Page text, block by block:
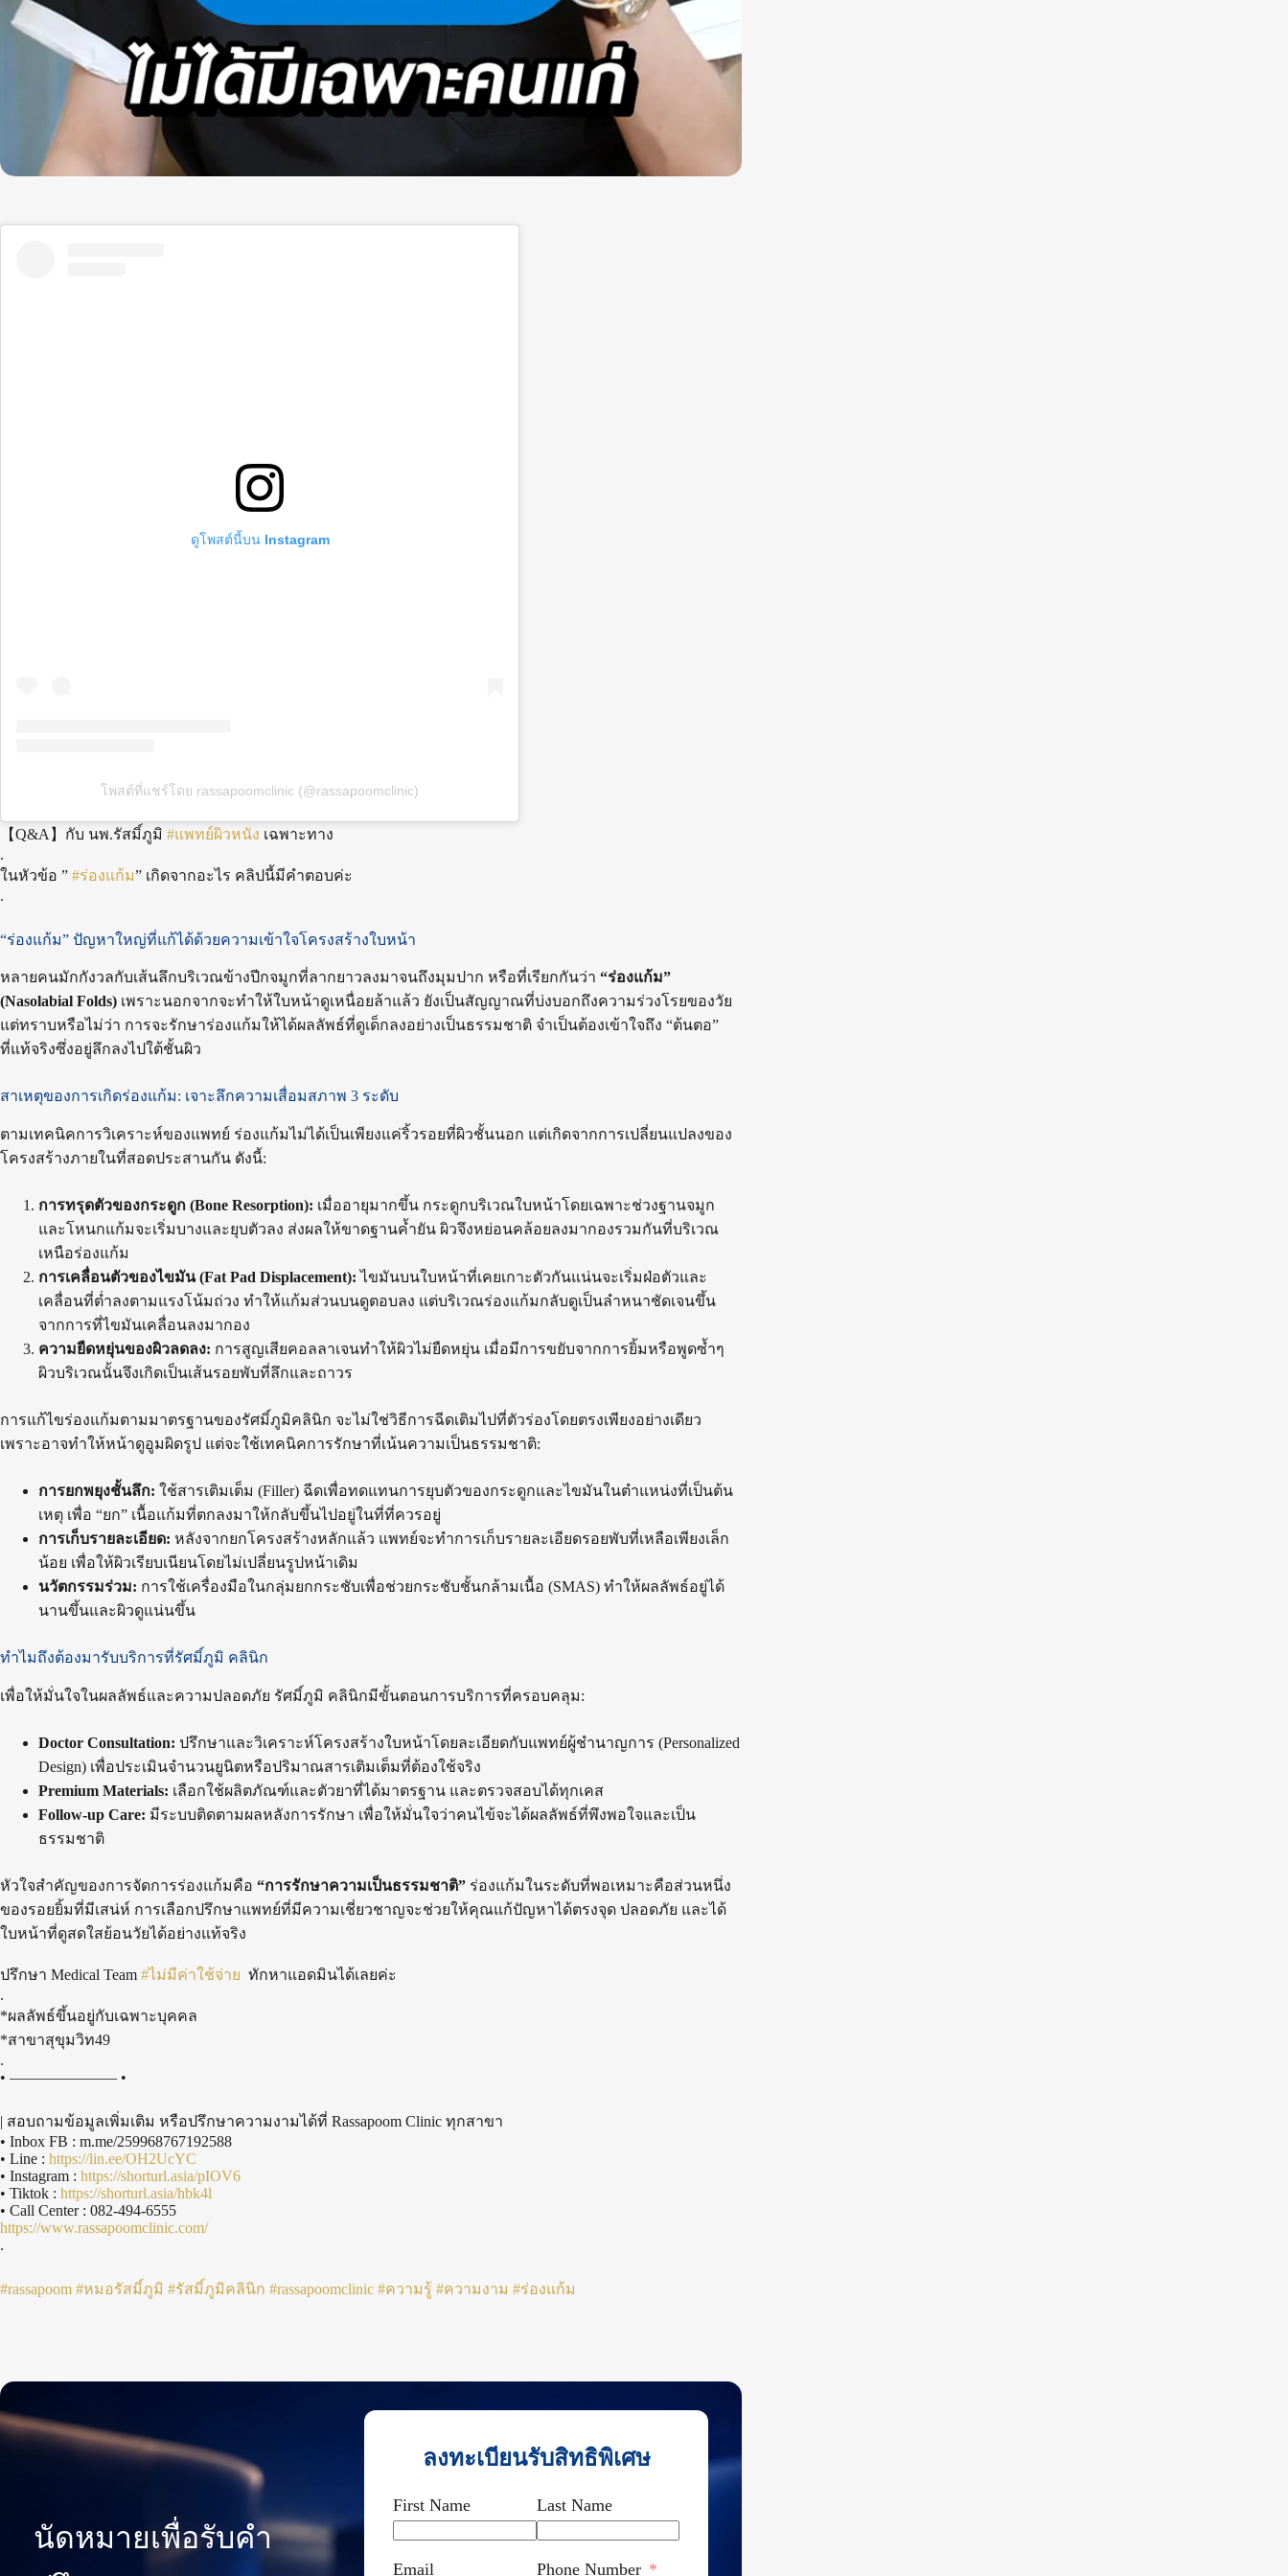
ดูโพสต์นี้บน Instagram
โพสต์ที่แชร์โดย rassapoomclinic (@rassapoomclinic)
【Q&A】กับ นพ.รัสมิ์ภูมิ #แพทย์ผิวหนัง เฉพาะทาง
.
ในหัวข้อ ” #ร่องแก้ม” เกิดจากอะไร คลิปนี้มีคำตอบค่ะ
.
“ร่องแก้ม” ปัญหาใหญ่ที่แก้ได้ด้วยความเข้าใจโครงสร้างใบหน้า
หลายคนมักกังวลกับเส้นลึกบริเวณข้างปีกจมูกที่ลากยาวลงมาจนถึงมุมปาก หรือที่เรียกกันว่า “ร่องแก้ม”
(Nasolabial Folds) เพราะนอกจากจะทำให้ใบหน้าดูเหนื่อยล้าแล้ว ยังเป็นสัญญาณที่บ่งบอกถึงความร่วงโรยของวัย
แต่ทราบหรือไม่ว่า การจะรักษาร่องแก้มให้ได้ผลลัพธ์ที่ดูเด็กลงอย่างเป็นธรรมชาติ จำเป็นต้องเข้าใจถึง “ต้นตอ”
ที่แท้จริงซึ่งอยู่ลึกลงไปใต้ชั้นผิว
สาเหตุของการเกิดร่องแก้ม: เจาะลึกความเสื่อมสภาพ 3 ระดับ
ตามเทคนิคการวิเคราะห์ของแพทย์ ร่องแก้มไม่ได้เป็นเพียงแค่ริ้วรอยที่ผิวชั้นนอก แต่เกิดจากการเปลี่ยนแปลงของ
โครงสร้างภายในที่สอดประสานกัน ดังนี้:
การทรุดตัวของกระดูก (Bone Resorption): เมื่ออายุมากขึ้น กระดูกบริเวณใบหน้าโดยเฉพาะช่วงฐานจมูก
และโหนกแก้มจะเริ่มบางและยุบตัวลง ส่งผลให้ขาดฐานค้ำยัน ผิวจึงหย่อนคล้อยลงมากองรวมกันที่บริเวณ
เหนือร่องแก้ม
การเคลื่อนตัวของไขมัน (Fat Pad Displacement): ไขมันบนใบหน้าที่เคยเกาะตัวกันแน่นจะเริ่มฝ่อตัวและ
เคลื่อนที่ต่ำลงตามแรงโน้มถ่วง ทำให้แก้มส่วนบนดูตอบลง แต่บริเวณร่องแก้มกลับดูเป็นลำหนาชัดเจนขึ้น
จากการที่ไขมันเคลื่อนลงมากอง
ความยืดหยุ่นของผิวลดลง: การสูญเสียคอลลาเจนทำให้ผิวไม่ยืดหยุ่น เมื่อมีการขยับจากการยิ้มหรือพูดซ้ำๆ
ผิวบริเวณนั้นจึงเกิดเป็นเส้นรอยพับที่ลึกและถาวร
การแก้ไขร่องแก้มตามมาตรฐานของรัศมิ์ภูมิคลินิก จะไม่ใช่วิธีการฉีดเติมไปที่ตัวร่องโดยตรงเพียงอย่างเดียว
เพราะอาจทำให้หน้าดูอูมผิดรูป แต่จะใช้เทคนิคการรักษาที่เน้นความเป็นธรรมชาติ:
การยกพยุงชั้นลึก: ใช้สารเติมเต็ม (Filler) ฉีดเพื่อทดแทนการยุบตัวของกระดูกและไขมันในตำแหน่งที่เป็นต้น
เหตุ เพื่อ “ยก” เนื้อแก้มที่ตกลงมาให้กลับขึ้นไปอยู่ในที่ที่ควรอยู่
การเก็บรายละเอียด: หลังจากยกโครงสร้างหลักแล้ว แพทย์จะทำการเก็บรายละเอียดรอยพับที่เหลือเพียงเล็ก
น้อย เพื่อให้ผิวเรียบเนียนโดยไม่เปลี่ยนรูปหน้าเดิม
นวัตกรรมร่วม: การใช้เครื่องมือในกลุ่มยกกระชับเพื่อช่วยกระชับชั้นกล้ามเนื้อ (SMAS) ทำให้ผลลัพธ์อยู่ได้
นานขึ้นและผิวดูแน่นขึ้น
ทำไมถึงต้องมารับบริการที่รัศมิ์ภูมิ คลินิก
เพื่อให้มั่นใจในผลลัพธ์และความปลอดภัย รัศมิ์ภูมิ คลินิกมีขั้นตอนการบริการที่ครอบคลุม:
Doctor Consultation: ปรึกษาและวิเคราะห์โครงสร้างใบหน้าโดยละเอียดกับแพทย์ผู้ชำนาญการ (Personalized
Design) เพื่อประเมินจำนวนยูนิตหรือปริมาณสารเติมเต็มที่ต้องใช้จริง
Premium Materials: เลือกใช้ผลิตภัณฑ์และตัวยาที่ได้มาตรฐาน และตรวจสอบได้ทุกเคส
Follow-up Care: มีระบบติดตามผลหลังการรักษา เพื่อให้มั่นใจว่าคนไข้จะได้ผลลัพธ์ที่พึงพอใจและเป็น
ธรรมชาติ
หัวใจสำคัญของการจัดการร่องแก้มคือ “การรักษาความเป็นธรรมชาติ” ร่องแก้มในระดับที่พอเหมาะคือส่วนหนึ่ง
ของรอยยิ้มที่มีเสน่ห์ การเลือกปรึกษาแพทย์ที่มีความเชี่ยวชาญจะช่วยให้คุณแก้ปัญหาได้ตรงจุด ปลอดภัย และได้
ใบหน้าที่ดูสดใสย้อนวัยได้อย่างแท้จริง
ปรึกษา Medical Team #ไม่มีค่าใช้จ่าย ทักหาแอดมินได้เลยค่ะ
.
*ผลลัพธ์ขึ้นอยู่กับเฉพาะบุคคล
*สาขาสุขุมวิท49
.
• ——————— •
| สอบถามข้อมูลเพิ่มเติม หรือปรึกษาความงามได้ที่ Rassapoom Clinic ทุกสาขา
• Inbox FB : m.me/259968767192588
• Line : https://lin.ee/OH2UcYC
• Instagram : https://shorturl.asia/pIOV6
• Tiktok : https://shorturl.asia/hbk4l
• Call Center : 082-494-6555
https://www.rassapoomclinic.com/
.
#rassapoom #หมอรัสมิ์ภูมิ #รัสมิ์ภูมิคลินิก #rassapoomclinic #ความรู้ #ความงาม #ร่องแก้ม
นัดหมายเพื่อรับคำ
ลงทะเบียนรับสิทธิพิเศษ
First Name Last Name
Email Phone Number